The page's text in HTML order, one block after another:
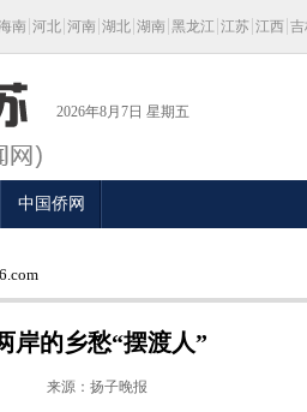
南 河北 河南 湖北 湖南 黑龙江 江苏 江西
2026年8月7日 星期五
中国侨网
岸的乡愁“摆渡人”
来源：扬子晚报